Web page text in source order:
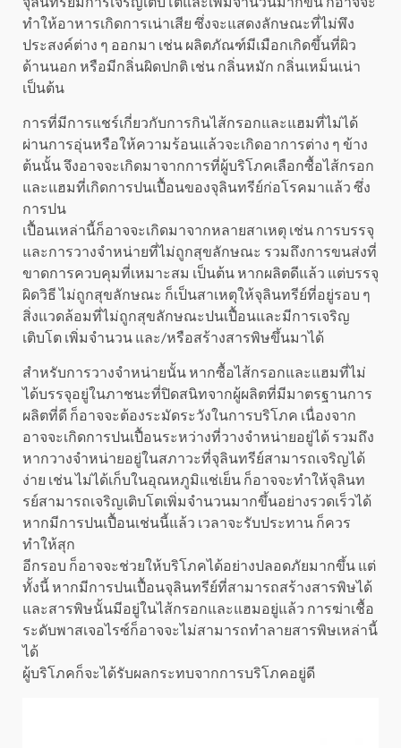
ทำให้อาหารเกิดการเน่าเสีย ซึ่งจะแสดงลักษณะที่ไม่พึง
ประสงค์ต่าง ๆ ออกมา เช่น ผลิตภัณฑ์มีเมือกเกิดขึ้นที่ผิว
ด้านนอก หรือมีกลิ่นผิดปกติ เช่น กลิ่นหมัก กลิ่นเหม็นเน่า
เป็นต้น
การที่มีการแชร์เกี่ยวกับการกินไส้กรอกและแฮมที่ไม่ได้
ผ่านการอุ่นหรือให้ความร้อนแล้วจะเกิดอาการต่าง ๆ ข้าง
ต้นนั้น จึงอาจจะเกิดมาจากการที่ผู้บริโภคเลือกซื้อไส้กรอก
และแฮมที่เกิดการปนเปื้อนของจุลินทรีย์ก่อโรคมาแล้ว ซึ่ง
การปน
เปื้อนเหล่านี้ก็อาจจะเกิดมาจากหลายสาเหตุ เช่น การบรรจุ
และการวางจำหน่ายที่ไม่ถูกสุขลักษณะ รวมถึงการขนส่งที่
ขาดการควบคุมที่เหมาะสม เป็นต้น หากผลิตดีแล้ว แต่บรรจุ
ผิดวิธี ไม่ถูกสุขลักษณะ ก็เป็นสาเหตุให้จุลินทรีย์ที่อยู่รอบ ๆ
สิ่งแวดล้อมที่ไม่ถูกสุขลักษณะปนเปื้อนและมีการเจริญ
เติบโต เพิ่มจำนวน และ/หรือสร้างสารพิษขึ้นมาได้
สำหรับการวางจำหน่ายนั้น หากซื้อไส้กรอกและแฮมที่ไม่
ได้บรรจุอยู่ในภาชนะที่ปิดสนิทจากผู้ผลิตที่มีมาตรฐานการ
ผลิตที่ดี ก็อาจจะต้องระมัดระวังในการบริโภค เนื่องจาก
อาจจะเกิดการปนเปื้อนระหว่างที่วางจำหน่ายอยู่ได้ รวมถึง
หากวางจำหน่ายอยู่ในสภาวะที่จุลินทรีย์สามารถเจริญได้
ง่าย เช่น ไม่ได้เก็บในอุณหภูมิแช่เย็น ก็อาจจะทำให้จุลินท
รย์สามารถเจริญเติบโตเพิ่มจำนวนมากขึ้นอย่างรวดเร็วได้
หากมีการปนเปื้อนเช่นนี้แล้ว เวลาจะรับประทาน ก็ควร
ทำให้สุก
อีกรอบ ก็อาจจะช่วยให้บริโภคได้อย่างปลอดภัยมากขึ้น แต่
ทั้งนี้ หากมีการปนเปื้อนจุลินทรีย์ที่สามารถสร้างสารพิษได้
และสารพิษนั้นมีอยู่ในไส้กรอกและแฮมอยู่แล้ว การฆ่าเชื้อ
ระดับพาสเจอไรซ์ก็อาจจะไม่สามารถทำลายสารพิษเหล่านี้
ได้
ผู้บริโภคก็จะได้รับผลกระทบจากการบริโภคอยู่ดี